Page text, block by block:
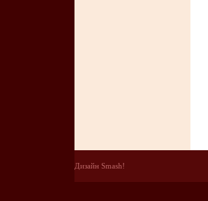
Дизайн Smash!